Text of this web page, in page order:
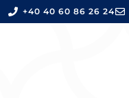
+40 40 60 86 26 24